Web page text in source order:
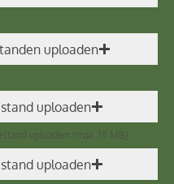
uploaden
uploaden
uploaden (max. 15 MB)
uploaden